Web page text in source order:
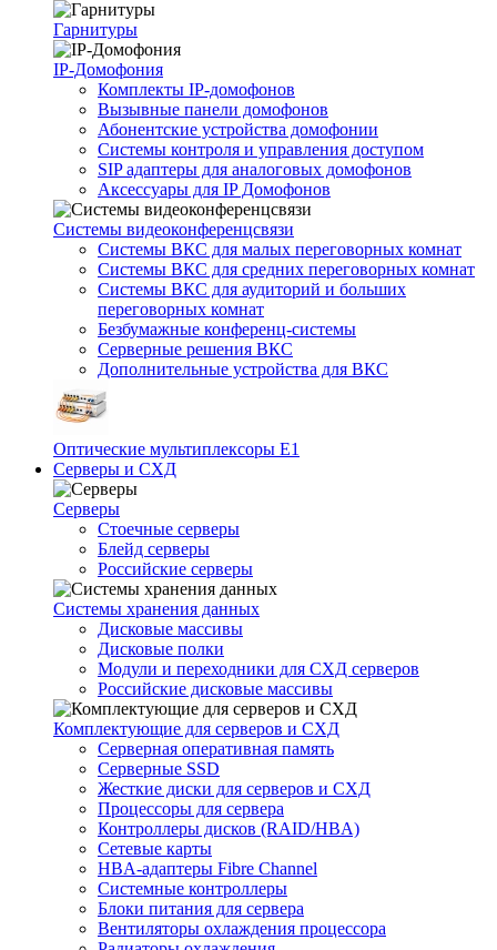
Гарнитуры
IP-Домофония
Комплекты IP-домофонов
Вызывные панели домофонов
Абонентские устройства домофонии
Системы контроля и управления доступом
SIP адаптеры для аналоговых домофонов
Аксессуары для IP Домофонов
Системы видеоконференцсвязи
Системы ВКС для малых переговорных комнат
Системы ВКС для средних переговорных комнат
Системы ВКС для аудиторий и больших
переговорных комнат
Безбумажные конференц-системы
Серверные решения ВКС
Дополнительные устройства для ВКС
Оптические мультиплексоры Е1
Серверы и СХД
Серверы
Стоечные серверы
Блейд серверы
Российские серверы
Системы хранения данных
Дисковые массивы
Дисковые полки
Модули и переходники для СХД серверов
Российские дисковые массивы
Комплектующие для серверов и СХД
Серверная оперативная память
Серверные SSD
Жесткие диски для серверов и СХД
Процессоры для сервера
Контроллеры дисков (RAID/HBA)
Сетевые карты
HBA-адаптеры Fibre Channel
Системные контроллеры
Блоки питания для сервера
Вентиляторы охлаждения процессора